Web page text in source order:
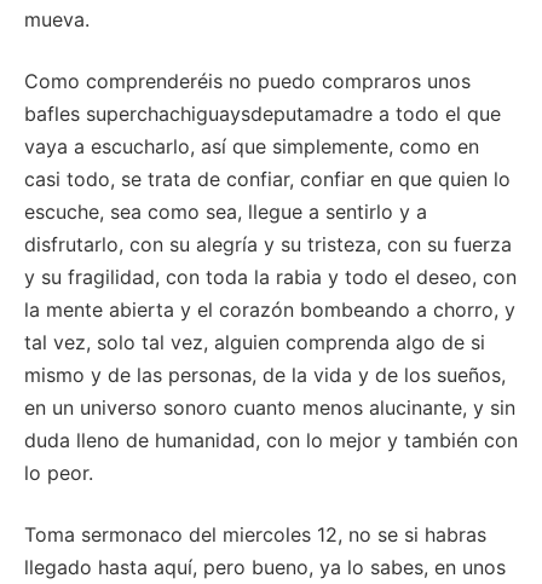
mueva.
Como comprenderéis no puedo compraros unos
bafles superchachiguaysdeputamadre a todo el que
vaya a escucharlo, así que simplemente, como en
casi todo, se trata de confiar, confiar en que quien lo
escuche, sea como sea, llegue a sentirlo y a
disfrutarlo, con su alegría y su tristeza, con su fuerza
y su fragilidad, con toda la rabia y todo el deseo, con
la mente abierta y el corazón bombeando a chorro, y
tal vez, solo tal vez, alguien comprenda algo de si
mismo y de las personas, de la vida y de los sueños,
en un universo sonoro cuanto menos alucinante, y sin
duda lleno de humanidad, con lo mejor y también con
lo peor.
Toma sermonaco del miercoles 12, no se si habras
llegado hasta aquí, pero bueno, ya lo sabes, en unos